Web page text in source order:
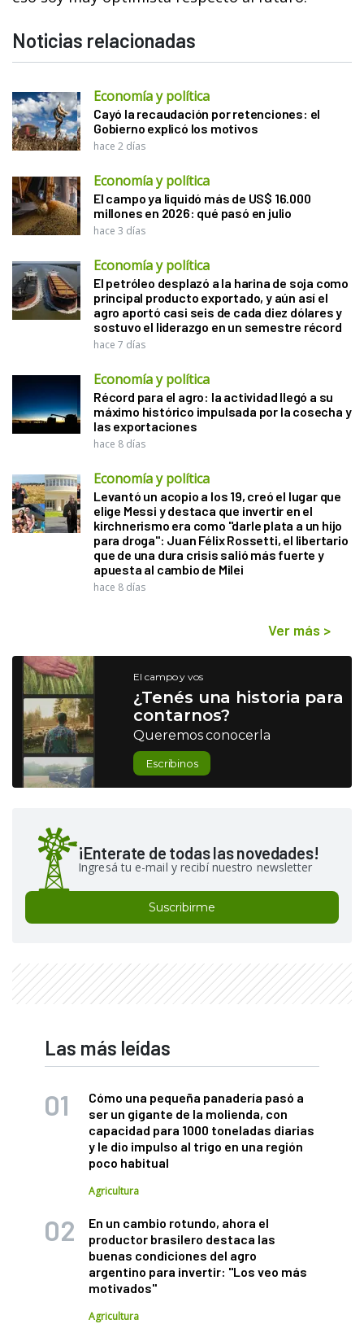
Noticias relacionadas
Economía y política
Cayó la recaudación por retenciones: el
Gobierno explicó los motivos
hace 2 días
Economía y política
El campo ya liquidó más de US$ 16.000
millones en 2026: qué pasó en julio
hace 3 días
Economía y política
El petróleo desplazó a la harina de soja como
principal producto exportado, y aún así el
agro aportó casi seis de cada diez dólares y
sostuvo el liderazgo en un semestre récord
hace 7 días
Economía y política
Récord para el agro: la actividad llegó a su
máximo histórico impulsada por la cosecha y
las exportaciones
hace 8 días
Economía y política
Levantó un acopio a los 19, creó el lugar que
elige Messi y destaca que invertir en el
kirchnerismo era como "darle plata a un hijo
para droga": Juan Félix Rossetti, el libertario
que de una dura crisis salió más fuerte y
apuesta al cambio de Milei
hace 8 días
Ver más >
El campo y vos
¿Tenés una historia para
contarnos?
Queremos conocerla
Escribinos
¡Enterate de todas las novedades!
Ingresá tu e-mail y recibí nuestro newsletter
Suscribirme
Las más leídas
Cómo una pequeña panadería pasó a
ser un gigante de la molienda, con
capacidad para 1000 toneladas diarias
y le dio impulso al trigo en una región
poco habitual
Agricultura
En un cambio rotundo, ahora el
productor brasilero destaca las
buenas condiciones del agro
argentino para invertir: "Los veo más
motivados"
Agricultura